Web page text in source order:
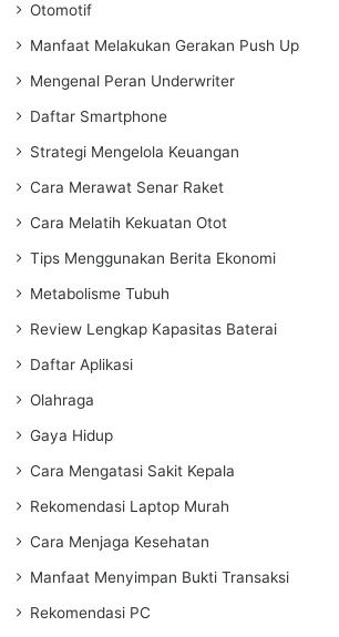
Otomotif
Manfaat Melakukan Gerakan Push Up
Mengenal Peran Underwriter
Daftar Smartphone
Strategi Mengelola Keuangan
Cara Merawat Senar Raket
Cara Melatih Kekuatan Otot
Tips Menggunakan Berita Ekonomi
Metabolisme Tubuh
Review Lengkap Kapasitas Baterai
Daftar Aplikasi
Olahraga
Gaya Hidup
Cara Mengatasi Sakit Kepala
Rekomendasi Laptop Murah
Cara Menjaga Kesehatan
Manfaat Menyimpan Bukti Transaksi
Rekomendasi PC